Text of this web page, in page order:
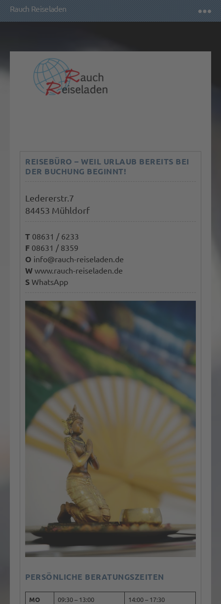
Rauch Reiseladen
REISEBÜRO – WEIL URLAUB BEREITS BEI
DER BUCHUNG BEGINNT!
Ledererstr.7
84453 Mühldorf
T 08631 / 6233
F 08631 / 8359
O info@rauch-reiseladen.de
W www.rauch-reiseladen.de
S WhatsApp
PERSÖNLICHE BERATUNGSZEITEN
MO 09:30 – 13:00
14:00 – 17:30